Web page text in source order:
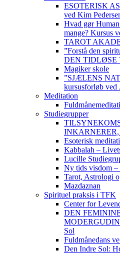
ESOTERISK
ved Kim
Hvad gør Human
mange? Kursus
TAROT
”Forstå den
DEN TIDLØSE
Magiker skole
”SJÆLENS
kursusforløb ved
Meditation
Studiegrupper
INKARNERER,
Esoterisk
Kabbalah –
Lucille
Ny tids visdom
Tarot, Astrologi
Mazdaznan
Spirituel praksis i TFK
Center for
DEN
Sol
Fuldmånedans
Den Indre Sol: